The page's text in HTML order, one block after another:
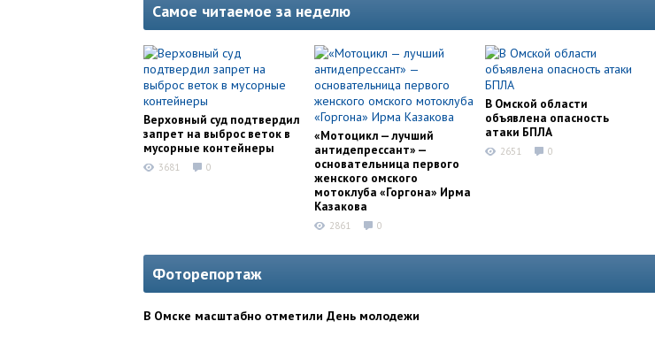
Самое читаемое за неделю
Верховный суд подтвердил
запрет на выброс веток в
мусорные контейнеры
3681 0
«Мотоцикл — лучший
антидепрессант» —
основательница первого
женского омского
мотоклуба «Горгона» Ирма
Казакова
2861 0
В Омской области
объявлена опасность
атаки БПЛА
2651 0
Фоторепортаж
В Омске масштабно отметили День молодежи